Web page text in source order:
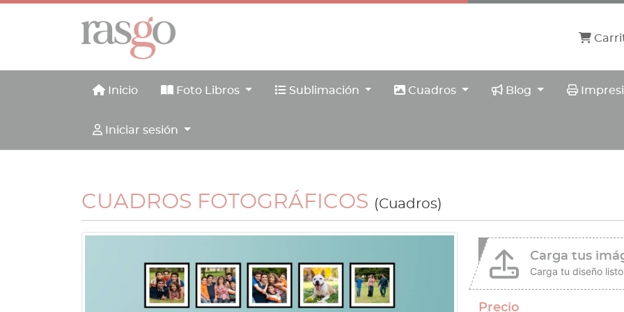
Inicio
Inicio Foto Libros
Foto Libros Sublimación
Sublimación Cuadros
Cuadros Blog
Blog
Iniciar sesión
Iniciar sesión
CUADROS FOTOGRÁFICOS (Cuadros)
Carga tus
Carga tu diseño
Precio